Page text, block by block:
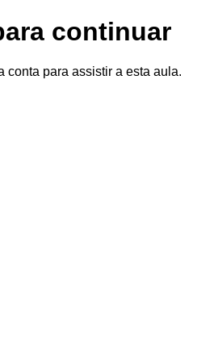
continuar
conta para assistir a esta aula.